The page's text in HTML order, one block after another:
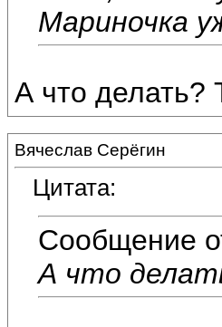
Мариночка
А что делать?
Вячеслав Серёгин
Цитата:
Сообщение
А что